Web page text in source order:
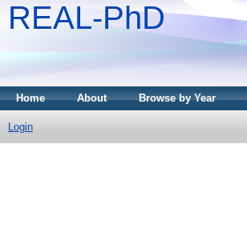
REAL-PhD
Home About Browse by Year
Login